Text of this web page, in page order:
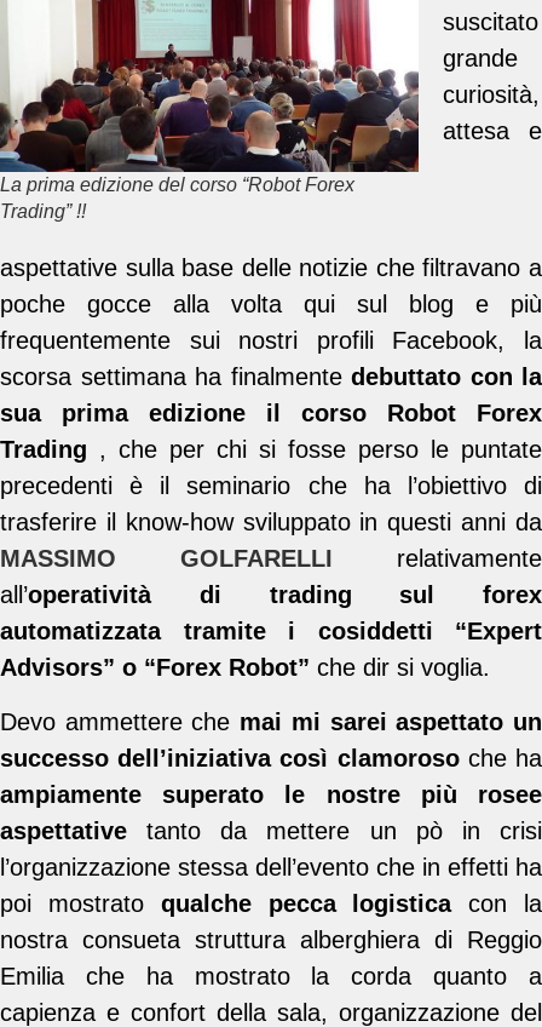
La prima edizione del corso “Robot Forex
Trading” !!
suscitato
grande
curiosità,
attesa e
aspettative sulla base delle notizie che filtravano a
poche gocce alla volta qui sul blog e più
frequentemente sui nostri profili Facebook, la
scorsa settimana ha finalmente debuttato con la
sua prima edizione il corso Robot Forex
Trading , che per chi si fosse perso le puntate
precedenti è il seminario che ha l’obiettivo di
trasferire il know-how sviluppato in questi anni da
MASSIMO GOLFARELLI relativamente
all’operatività di trading sul forex
automatizzata tramite i cosiddetti “Expert
Advisors” o “Forex Robot” che dir si voglia.
Devo ammettere che mai mi sarei aspettato un
successo dell’iniziativa così clamorosoche ha
ampiamente superato le nostre più rosee
aspettativetanto da mettere un pò in crisi
l’organizzazione stessa dell’evento che in effetti ha
poi mostrato qualche pecca logisticacon la
nostra consueta struttura alberghiera di Reggio
Emilia che ha mostrato la corda quanto a
capienza e confort della sala, organizzazione del